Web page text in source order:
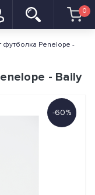
0
футболка Penelope -
- Baily
-60%